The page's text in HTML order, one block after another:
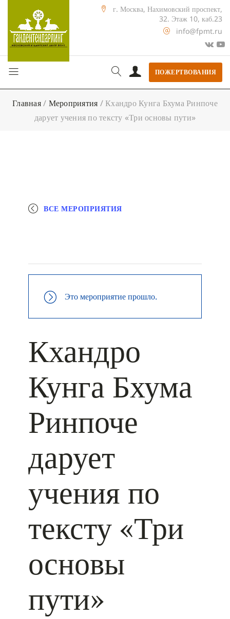
г. Москва, Нахимовский проспект,
32. Этаж 10, каб.23
info@fpmt.ru
ПОЖЕРТВОВАНИЯ
Главная/ Мероприятия / Кхандро Кунга Бхума Ринпоче
дарует учения по тексту «Три основы пути»
ВСЕ МЕРОПРИЯТИЯ
Это мероприятие прошло.
Кхандро
Кунга Бхума
Ринпоче
дарует
учения по
тексту «Три
основы
пути»